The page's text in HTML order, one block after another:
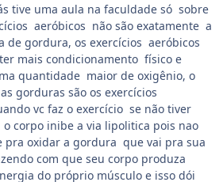
tive uma aula na faculdade só sobre
aeróbicos não são exatamente a
de gordura, os exercícios aeróbicos
mais condicionamento físico e
quantidade maior de oxigênio, o
gorduras são os exercícios
vc faz o exercício se não tiver
corpo inibe a via lipolitica pois nao
pra oxidar a gordura que vai pra sua
com que seu corpo produza
do próprio músculo e isso dói